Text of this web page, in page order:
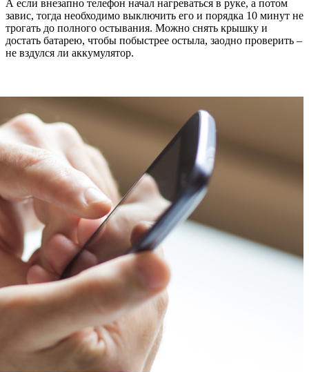
А если внезапно телефон начал нагреваться в руке, а потом
завис, тогда необходимо выключить его и порядка 10 минут не
трогать до полного остывания. Можно снять крышку и
достать батарею, чтобы побыстрее остыла, заодно проверить –
не вздулся ли аккумулятор.